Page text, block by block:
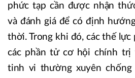
phức tạp cần được nhận
và đánh giá để có định
thời. Trong khi đó, các thế lực
các phần tử cơ hội chính trị
tinh vi thường xuyên chống